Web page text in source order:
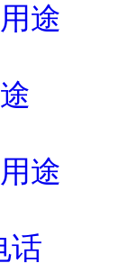
途
途
话